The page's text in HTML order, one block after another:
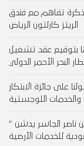
تفاهم مع فندق
الريتز كارلتون الرياض
بتوقيع عقد تشغيل
البحر الأحمر الدولي
على جائزة الابتكار
ناصر الجاسر يدشن ”
للخدمات الأرضية